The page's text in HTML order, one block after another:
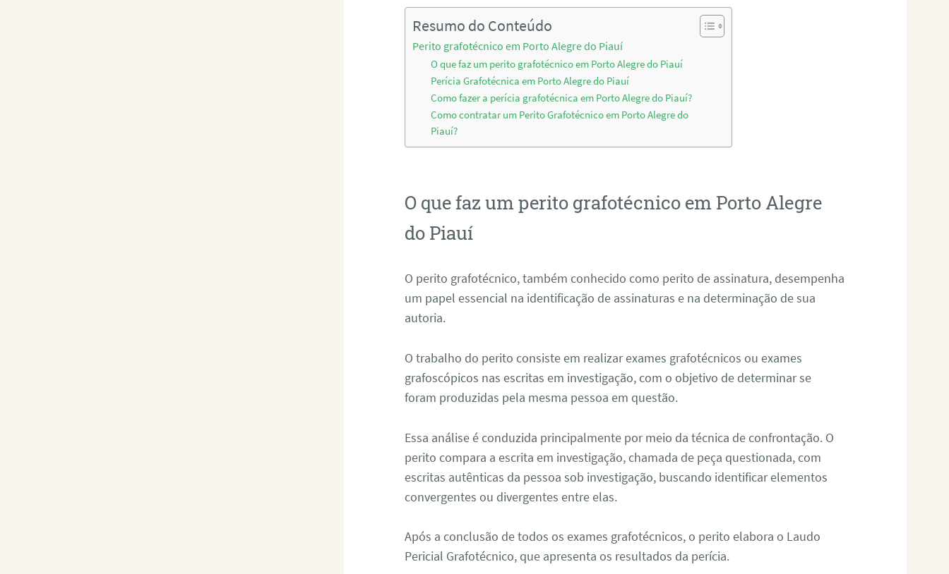
Resumo do Conteúdo
Perito grafotécnico em Porto Alegre do Piauí
O que faz um perito grafotécnico em Porto Alegre do Piauí
Perícia Grafotécnica em Porto Alegre do Piauí
Como fazer a perícia grafotécnica em Porto Alegre do Piauí?
Como contratar um Perito Grafotécnico em Porto Alegre do
Piauí?
O que faz um perito grafotécnico em Porto Alegre
do Piauí
O perito grafotécnico, também conhecido como perito de assinatura, desempenha
um papel essencial na identificação de assinaturas e na determinação de sua
autoria.
O trabalho do perito consiste em realizar exames grafotécnicos ou exames
grafoscópicos nas escritas em investigação, com o objetivo de determinar se
foram produzidas pela mesma pessoa em questão.
Essa análise é conduzida principalmente por meio da técnica de confrontação. O
perito compara a escrita em investigação, chamada de peça questionada, com
escritas autênticas da pessoa sob investigação, buscando identificar elementos
convergentes ou divergentes entre elas.
Após a conclusão de todos os exames grafotécnicos, o perito elabora o Laudo
Pericial Grafotécnico, que apresenta os resultados da perícia.